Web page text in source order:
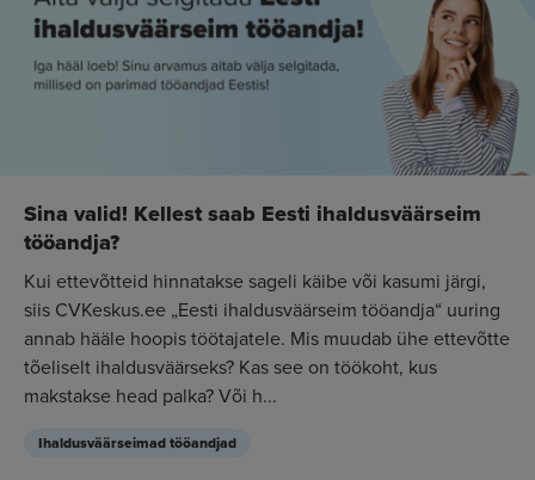
​​Sina valid! Kellest saab Eesti ihaldusväärseim
tööandja?
Kui ettevõtteid hinnatakse sageli käibe või kasumi järgi,
siis CVKeskus.ee „Eesti ihaldusväärseim tööandja“ uuring
annab hääle hoopis töötajatele. Mis muudab ühe ettevõtte
tõeliselt ihaldusväärseks? Kas see on töökoht, kus
makstakse head palka? Või h...
Ihaldusväärseimad tööandjad